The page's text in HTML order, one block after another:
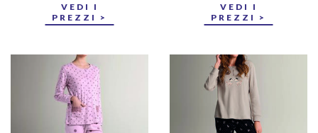
VEDI I
PREZZI >
VEDI I
PREZZI >